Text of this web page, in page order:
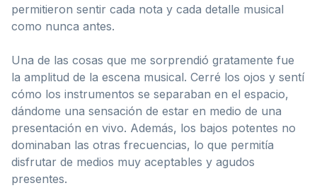
permitieron sentir cada nota y cada detalle musical
como nunca antes.
Una de las cosas que me sorprendió gratamente fue
la amplitud de la escena musical. Cerré los ojos y sentí
cómo los instrumentos se separaban en el espacio,
dándome una sensación de estar en medio de una
presentación en vivo. Además, los bajos potentes no
dominaban las otras frecuencias, lo que permitía
disfrutar de medios muy aceptables y agudos
presentes.